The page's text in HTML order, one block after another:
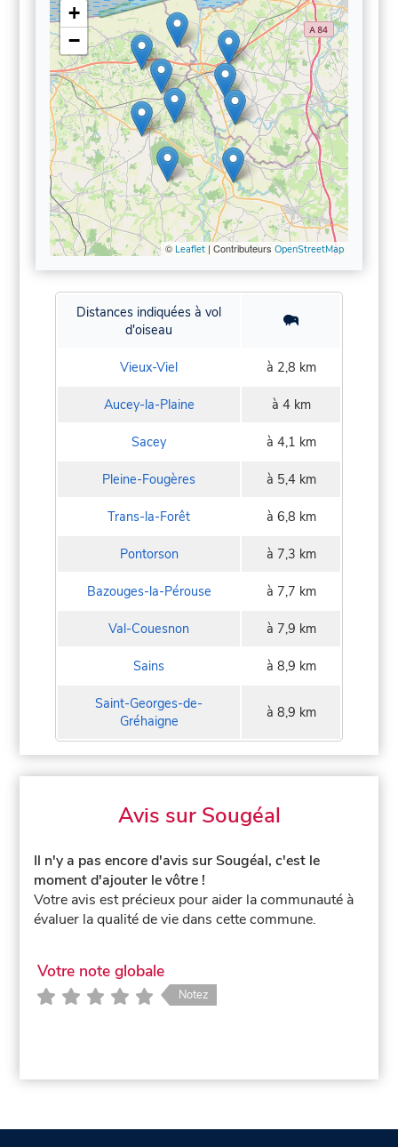
+
−
© Leaflet| Contributeurs OpenStreetMap
Distances indiquées à vol
d'oiseau
Vieux-Viel à 2,8 km
Aucey-la-Plaine à 4 km
Sacey à 4,1 km
Pleine-Fougères à 5,4 km
Trans-la-Forêt à 6,8 km
Pontorson à 7,3 km
Bazouges-la-Pérouse à 7,7 km
Val-Couesnon à 7,9 km
Sains à 8,9 km
Saint-Georges-de-
Gréhaigne
à 8,9 km
Avis sur Sougéal
Il n'y a pas encore d'avis sur Sougéal, c'est le
moment d'ajouter le vôtre !
Votre avis est précieux pour aider la communauté à
évaluer la qualité de vie dans cette commune.
Votre note globale
Notez